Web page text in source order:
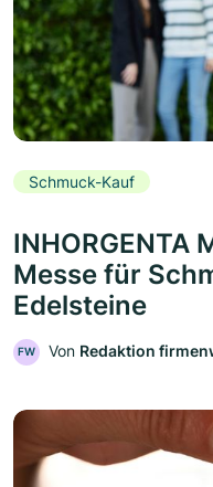
Schmuck-Kauf
INHORGENTA
Messe für
Edelsteine
FW Von Redaktion